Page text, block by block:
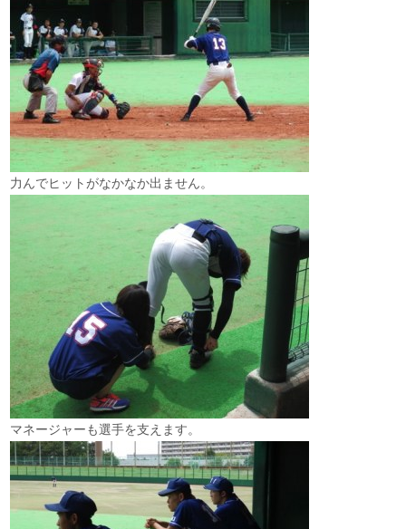
力んでヒットがなかなか出ません。
マネージャーも選手を支えます。